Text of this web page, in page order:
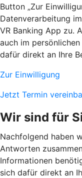
Button „Zur
Datenverarbeitung
VR Banking App zu.
auch im
dafür direkt an Ihre
Zur Einwilligung
Jetzt Termin
Wir sind für
Nachfolgend haben
Antworten
Informationen
sich dafür direkt an